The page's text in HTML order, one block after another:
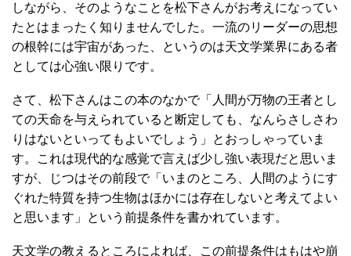
しながら、そのようなことを松下さんがお考えになってい
たとはまったく知りませんでした。一流のリーダーの思想
の根幹には宇宙があった、というのは天文学業界にある者
としては心強い限りです。
さて、松下さんはこの本のなかで「人間が万物の王者とし
ての天命を与えられていると断定しても、なんらさしさわ
りはないといってもよいでしょう」とおっしゃっていま
す。これは現代的な感覚で言えば少し強い表現だと思いま
すが、じつはその前段で「いまのところ、人間のようにす
ぐれた特質を持つ生物はほかには存在しないと考えてよい
と思います」という前提条件を書かれています。
天文学の教えるところによれば、この前提条件はもはや崩